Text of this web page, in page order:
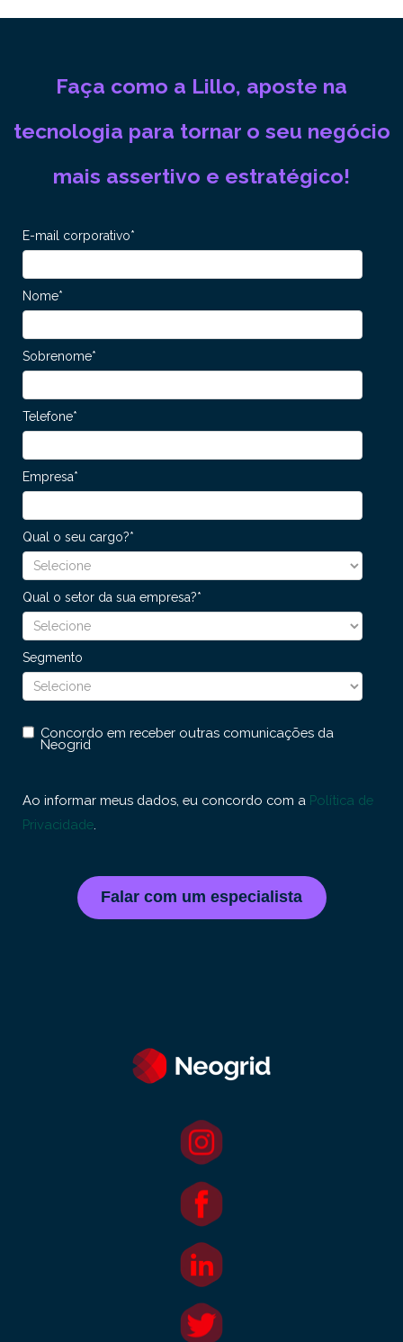
Faça como a Lillo, aposte na
tecnologia para tornar o seu negócio
mais assertivo e estratégico!
E-mail corporativo*
Nome*
Sobrenome*
Telefone*
Empresa*
Qual o seu cargo?*
Qual o setor da sua empresa?*
Segmento
Concordo em receber outras comunicações da
Neogrid
Ao informar meus dados, eu concordo com a Política de
Privacidade